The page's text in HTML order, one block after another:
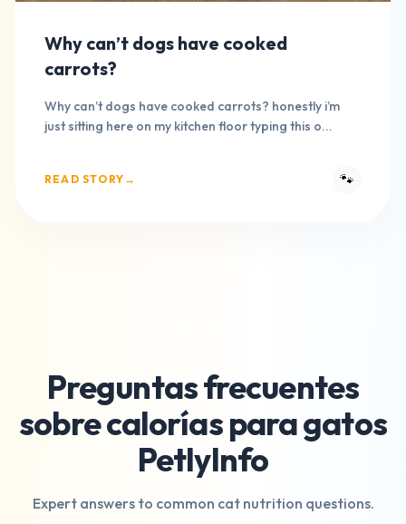
Why can’t dogs have cooked
carrots?
Why can’t dogs have cooked carrots? honestly i’m
just sitting here on my kitchen floor typing this o...
READ STORY → 🐾
Preguntas frecuentes
sobre calorías para gatos
PetlyInfo
Expert answers to common cat nutrition questions.